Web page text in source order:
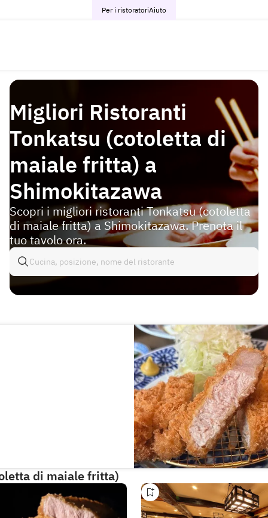
Per i ristoratoriAiuto
Migliori Ristoranti
Tonkatsu (cotoletta di
maiale fritta) a
Shimokitazawa
Scopri i migliori ristoranti Tonkatsu (cotoletta
di maiale fritta) a Shimokitazawa. Prenota il
tuo tavolo ora.
di maiale fritta)